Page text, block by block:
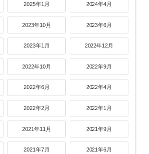
2025年1月 2024年4月
2023年10月 2023年6月
2023年1月 2022年12月
2022年10月 2022年9月
2022年6月 2022年4月
2022年2月 2022年1月
2021年11月 2021年9月
2021年7月 2021年6月